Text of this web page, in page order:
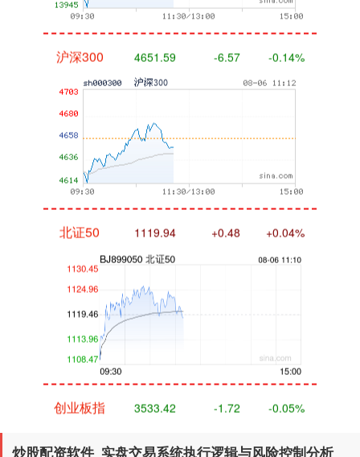
沪深300 4651.59 -6.57 -0.14%
北证50 1119.94 +0.48 +0.04%
创业板指 3533.42 -1.72 -0.05%
炒股配资软件_实盘交易系统执行逻辑与风险控制分析